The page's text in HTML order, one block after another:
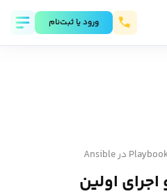
ورود يا ثبت‌نام
اولین